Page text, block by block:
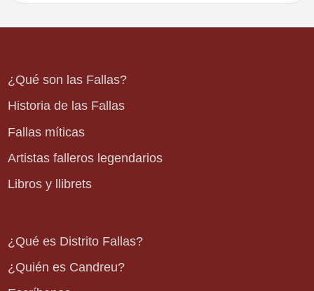
¿Qué son las Fallas?
Historia de las Fallas
Fallas míticas
Artistas falleros legendarios
Libros y llibrets
¿Qué es Distrito Fallas?
¿Quién es Candreu?